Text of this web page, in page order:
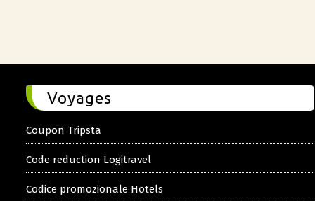
Voyages
Coupon Tripsta
Code reduction Logitravel
Codice promozionale Hotels